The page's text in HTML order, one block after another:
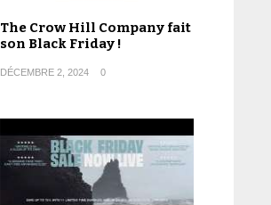
The Crow Hill Company fait
son Black Friday !
DÉCEMBRE 2, 2024 0